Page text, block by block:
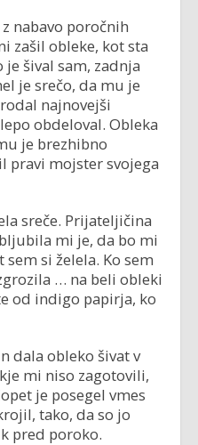
nabavo poročnih
zašil obleke, kot sta
šival sam, zadnja
je srečo, da mu je
najnovejši
obdeloval. Obleka
je brezhibno
pravi mojster svojega
sreče. Prijateljičina
mi je, da bo mi
si želela. Ko sem
… na beli obleki
od indigo papirja, ko
dala obleko šivat v
mi niso zagotovili,
je posegel vmes
tako, da so jo
pred poroko.